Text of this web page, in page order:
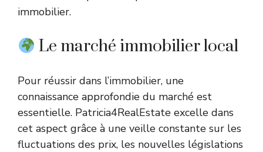
immobilier.
Le marché immobilier local
Pour réussir dans l’immobilier, une
connaissance approfondie du marché est
essentielle. Patricia4RealEstate excelle dans
cet aspect grâce à une veille constante sur les
fluctuations des prix, les nouvelles législations